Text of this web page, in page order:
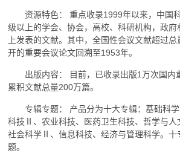
资源特色： 重点收录1999年以来，中国
级以上的学会、协会，高校、科研机构，政
上发表的文献。其中，全国性会议文献超过
开的重要会议论文回溯至1953年。
出版内容： 目前，已收录出版1万次国内
累积文献总量200万篇。
专辑专题： 产品分为十大专辑：基础科
科技Ⅱ、农业科技、医药卫生科技、哲学与人
社会科学Ⅱ、信息科技、经济与管理科学。十
题。